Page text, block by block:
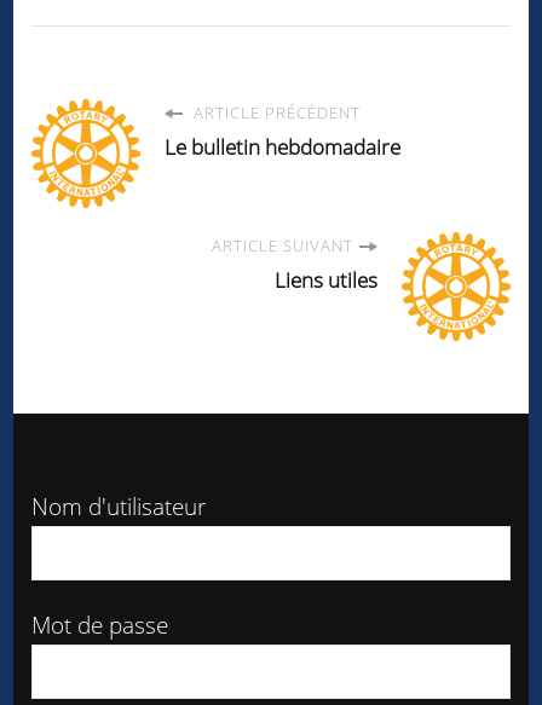
ARTICLE PRÉCÉDENT
Le bulletin hebdomadaire
ARTICLE SUIVANT
Liens utiles
Nom d'utilisateur
Mot de passe